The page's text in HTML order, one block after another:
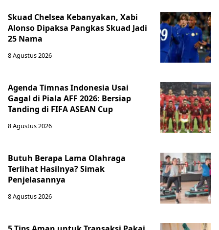
Skuad Chelsea Kebanyakan, Xabi
Alonso Dipaksa Pangkas Skuad Jadi
25 Nama
8 Agustus 2026
Agenda Timnas Indonesia Usai
Gagal di Piala AFF 2026: Bersiap
Tanding di FIFA ASEAN Cup
8 Agustus 2026
Butuh Berapa Lama Olahraga
Terlihat Hasilnya? Simak
Penjelasannya
8 Agustus 2026